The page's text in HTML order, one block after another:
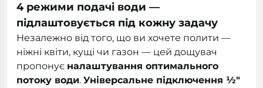
4 режими подачі води —
підлаштовується під кожну задачу
Незалежно від того, що ви хочете полити —
ніжні квіти, кущі чи газон — цей дощувач
пропонує налаштування оптимального
потоку води. Універсальне підключення ½"